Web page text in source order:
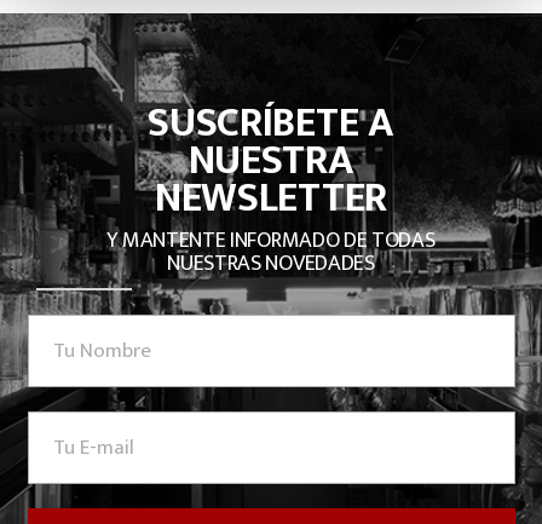
SUSCRÍBETE A
NUESTRA
NEWSLETTER
Y MANTENTE INFORMADO DE TODAS
NUESTRAS NOVEDADES